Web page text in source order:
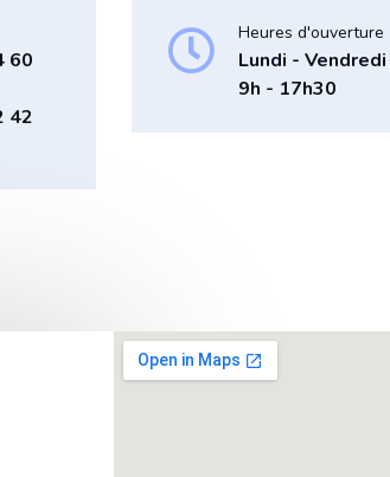
60
42
Heures d'ouverture
Lundi - Vendredi
9h - 17h30